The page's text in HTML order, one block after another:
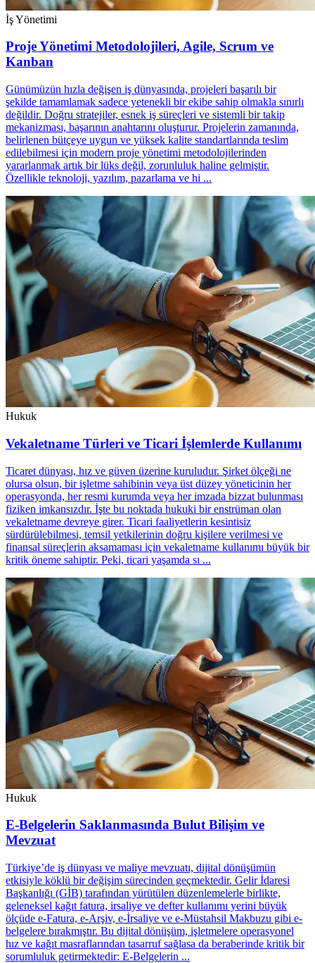
İş Yönetimi
Proje Yönetimi Metodolojileri, Agile, Scrum ve
Kanban
Günümüzün hızla değişen iş dünyasında, projeleri başarılı bir
şekilde tamamlamak sadece yetenekli bir ekibe sahip olmakla sınırlı
değildir. Doğru stratejiler, esnek iş süreçleri ve sistemli bir takip
mekanizması, başarının anahtarını oluşturur. Projelerin zamanında,
belirlenen bütçeye uygun ve yüksek kalite standartlarında teslim
edilebilmesi için modern proje yönetimi metodolojilerinden
yararlanmak artık bir lüks değil, zorunluluk haline gelmiştir.
Özellikle teknoloji, yazılım, pazarlama ve hi ...
Hukuk
Vekaletname Türleri ve Ticari İşlemlerde Kullanımı
Ticaret dünyası, hız ve güven üzerine kuruludur. Şirket ölçeği ne
olursa olsun, bir işletme sahibinin veya üst düzey yöneticinin her
operasyonda, her resmi kurumda veya her imzada bizzat bulunması
fiziken imkansızdır. İşte bu noktada hukuki bir enstrüman olan
vekaletname devreye girer. Ticari faaliyetlerin kesintisiz
sürdürülebilmesi, temsil yetkilerinin doğru kişilere verilmesi ve
finansal süreçlerin aksamaması için vekaletname kullanımı büyük bir
kritik öneme sahiptir. Peki, ticari yaşamda sı ...
Hukuk
E-Belgelerin Saklanmasında Bulut Bilişim ve
Mevzuat
Türkiye’de iş dünyası ve maliye mevzuatı, dijital dönüşümün
etkisiyle köklü bir değişim sürecinden geçmektedir. Gelir İdaresi
Başkanlığı (GİB) tarafından yürütülen düzenlemelerle birlikte,
geleneksel kağıt fatura, irsaliye ve defter kullanımı yerini büyük
ölçüde e-Fatura, e-Arşiv, e-İrsaliye ve e-Müstahsil Makbuzu gibi e-
belgelere bırakmıştır. Bu dijital dönüşüm, işletmelere operasyonel
hız ve kağıt masraflarından tasarruf sağlasa da beraberinde kritik bir
sorumluluk getirmektedir: E-Belgelerin ...